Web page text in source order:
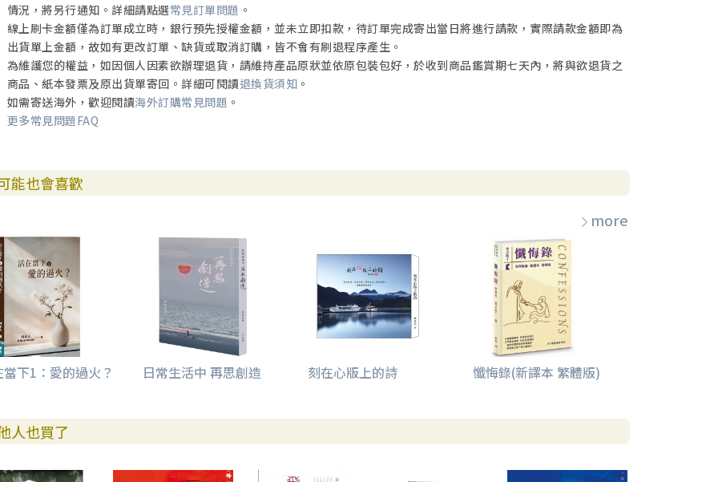
情況，將另行通知。詳細請點選常見訂單問題 。
線上刷卡金額僅為訂單成立時，銀行預先授權金額，並未立即扣款，待訂單完成寄出當日將進行請款，實際請款金額即為
出貨單上金額，故如有更改訂單、缺貨或取消訂購，皆不會有刷退程序產生。
為維護您的權益，如因個人因素欲辦理退貨，請維持產品原狀並依原包裝包好，於收到商品鑑賞期七天內，將與欲退貨之
商品、紙本發票及原出貨單寄回。詳細可閱讀退換貨須知 。
如需寄送海外，歡迎閱讀海外訂購常見問題 。
更多常見問題FAQ
能也會喜歡
more
下1：愛的過火？ 日常生活中 再思創造 刻在心版上的詩 懺悔錄(新譯本 繁體版)
人也買了